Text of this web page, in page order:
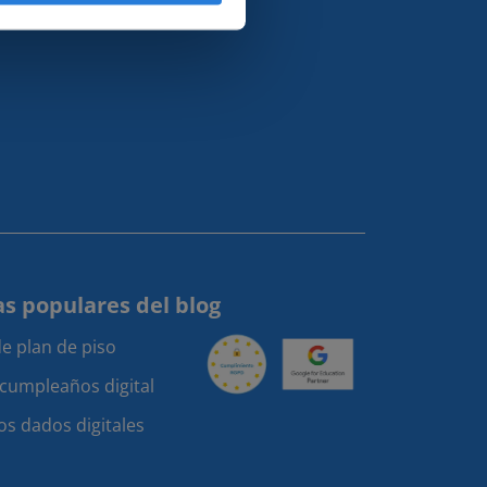
populares del blog
plan de piso
digital
dados digitales